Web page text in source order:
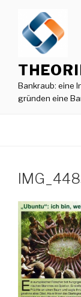
springen
Bankraub: eine
gründen eine